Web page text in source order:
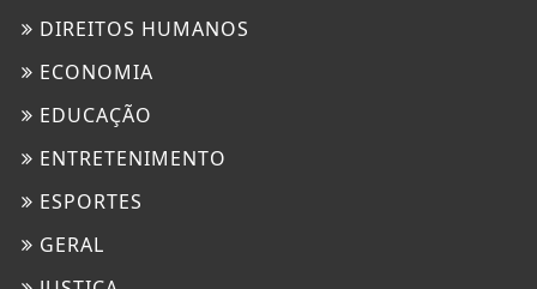
DIREITOS HUMANOS
ECONOMIA
EDUCAÇÃO
ENTRETENIMENTO
ESPORTES
GERAL